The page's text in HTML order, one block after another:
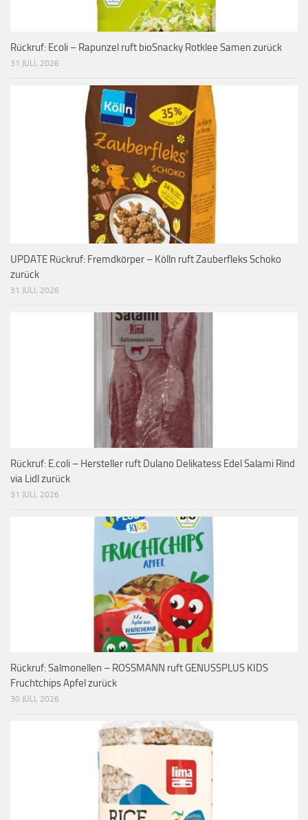
Rückruf: Ecoli – Rapunzel ruft bioSnacky Rotklee Samen zurück
31 JULI, 2026
UPDATE Rückruf: Fremdkörper – Kölln ruft Zauberfleks Schoko
zurück
31 JULI, 2026
Rückruf: E.coli – Hersteller ruft Dulano Delikatess Edel Salami Rind
via Lidl zurück
31 JULI, 2026
Rückruf: Salmonellen – ROSSMANN ruft GENUSSPLUS KIDS
Fruchtchips Apfel zurück
30 JULI, 2026